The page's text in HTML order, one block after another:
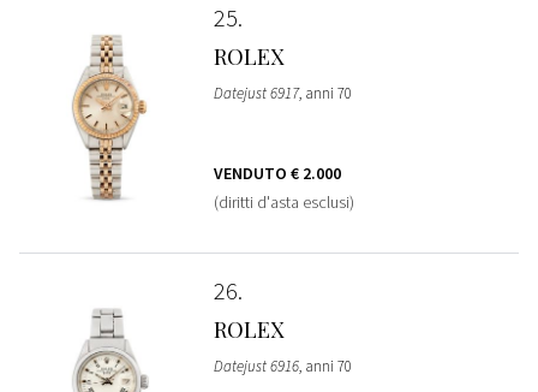
25
ROLEX
Datejust 6917, anni 70
VENDUTO € 2.000
(diritti d'asta esclusi)
26
ROLEX
Datejust 6916, anni 70